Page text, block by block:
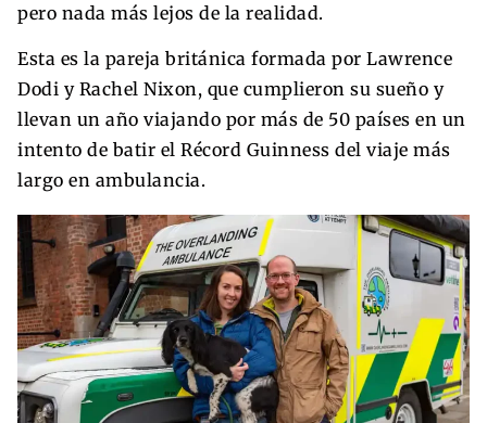
pero nada más lejos de la realidad.
Esta es la pareja británica formada por Lawrence
Dodi y Rachel Nixon, que cumplieron su sueño y
llevan un año viajando por más de 50 países en un
intento de batir el Récord Guinness del viaje más
largo en ambulancia.